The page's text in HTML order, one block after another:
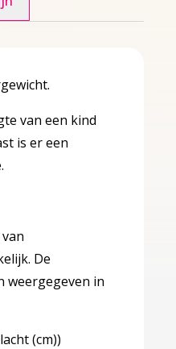
van een kind
is er een
De
weergegeven in
(cm))